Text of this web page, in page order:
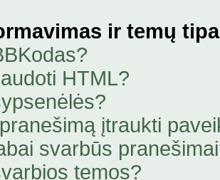
ir temų
HTML?
įtraukti
svarbūs
temos?